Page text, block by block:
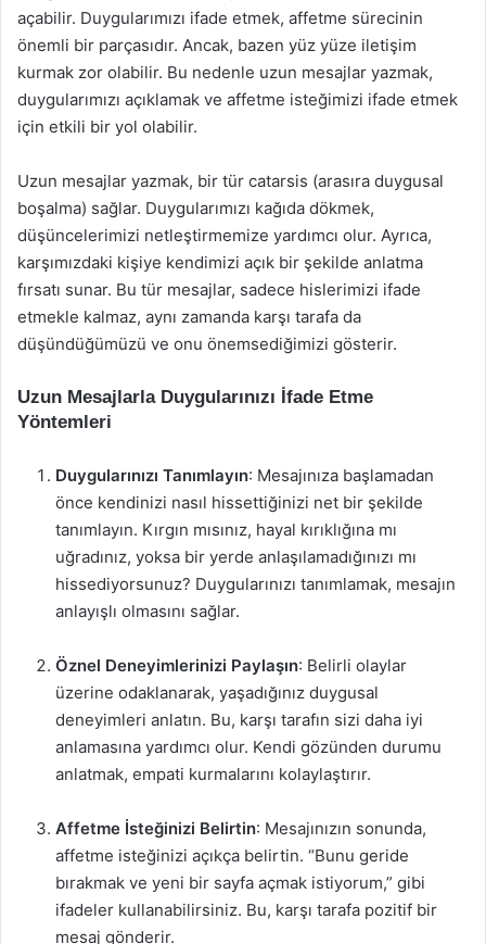
açabilir. Duygularımızı ifade etmek, affetme sürecinin
önemli bir parçasıdır. Ancak, bazen yüz yüze iletişim
kurmak zor olabilir. Bu nedenle uzun mesajlar yazmak,
duygularımızı açıklamak ve affetme isteğimizi ifade etmek
için etkili bir yol olabilir.
Uzun mesajlar yazmak, bir tür catarsis (arasıra duygusal
boşalma) sağlar. Duygularımızı kağıda dökmek,
düşüncelerimizi netleştirmemize yardımcı olur. Ayrıca,
karşımızdaki kişiye kendimizi açık bir şekilde anlatma
fırsatı sunar. Bu tür mesajlar, sadece hislerimizi ifade
etmekle kalmaz, aynı zamanda karşı tarafa da
düşündüğümüzü ve onu önemsediğimizi gösterir.
Uzun Mesajlarla Duygularınızı İfade Etme
Yöntemleri
Duygularınızı Tanımlayın: Mesajınıza başlamadan
önce kendinizi nasıl hissettiğinizi net bir şekilde
tanımlayın. Kırgın mısınız, hayal kırıklığına mı
uğradınız, yoksa bir yerde anlaşılamadığınızı mı
hissediyorsunuz? Duygularınızı tanımlamak, mesajın
anlayışlı olmasını sağlar.
Öznel Deneyimlerinizi Paylaşın: Belirli olaylar
üzerine odaklanarak, yaşadığınız duygusal
deneyimleri anlatın. Bu, karşı tarafın sizi daha iyi
anlamasına yardımcı olur. Kendi gözünden durumu
anlatmak, empati kurmalarını kolaylaştırır.
Affetme İsteğinizi Belirtin: Mesajınızın sonunda,
affetme isteğinizi açıkça belirtin. “Bunu geride
bırakmak ve yeni bir sayfa açmak istiyorum,” gibi
ifadeler kullanabilirsiniz. Bu, karşı tarafa pozitif bir
mesaj gönderir.